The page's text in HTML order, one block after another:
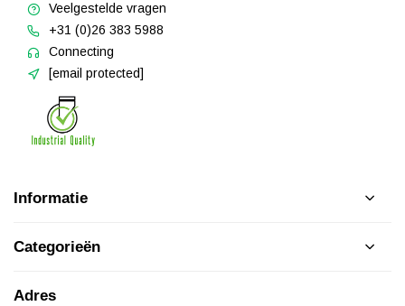
Veelgestelde vragen
+31 (0)26 383 5988
Connecting
[email protected]
Informatie
Categorieën
Adres